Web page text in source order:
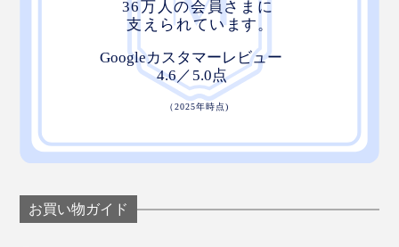
お買い物ガイド